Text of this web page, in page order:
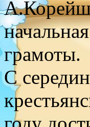
грамоты.
С